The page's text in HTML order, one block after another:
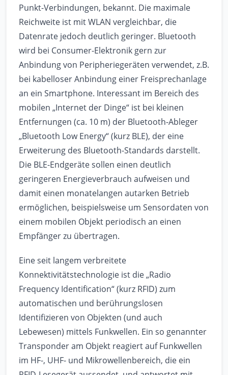
Punkt-Verbindungen, bekannt. Die maximale
Reichweite ist mit WLAN vergleichbar, die
Datenrate jedoch deutlich geringer. Bluetooth
wird bei Consumer-Elektronik gern zur
Anbindung von Peripheriegeräten verwendet, z.B.
bei kabelloser Anbindung einer Freisprechanlage
an ein Smartphone. Interessant im Bereich des
mobilen „Internet der Dinge“ ist bei kleinen
Entfernungen (ca. 10 m) der Bluetooth-Ableger
„Bluetooth Low Energy“ (kurz BLE), der eine
Erweiterung des Bluetooth-Standards darstellt.
Die BLE-Endgeräte sollen einen deutlich
geringeren Energieverbrauch aufweisen und
damit einen monatelangen autarken Betrieb
ermöglichen, beispielsweise um Sensordaten von
einem mobilen Objekt periodisch an einen
Empfänger zu übertragen.
Eine seit langem verbreitete
Konnektivitätstechnologie ist die „Radio
Frequency Identification“ (kurz RFID) zum
automatischen und berührungslosen
Identifizieren von Objekten (und auch
Lebewesen) mittels Funkwellen. Ein so genannter
Transponder am Objekt reagiert auf Funkwellen
im HF-, UHF- und Mikrowellenbereich, die ein